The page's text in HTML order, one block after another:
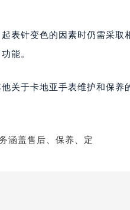
表针变色的因素时仍需采取
能。
关于卡地亚手表维护和保养